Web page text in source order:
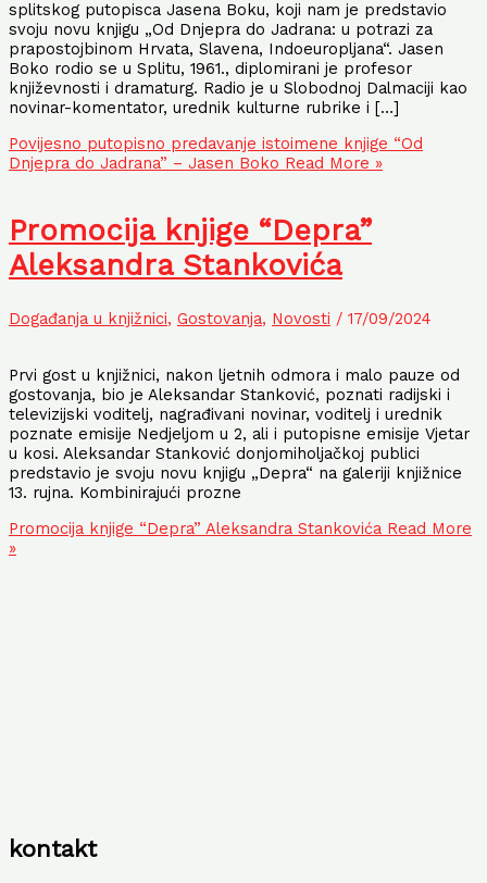
splitskog putopisca Jasena Boku, koji nam je predstavio
svoju novu knjigu „Od Dnjepra do Jadrana: u potrazi za
prapostojbinom Hrvata, Slavena, Indoeuropljana“. Jasen
Boko rodio se u Splitu, 1961., diplomirani je profesor
književnosti i dramaturg. Radio je u Slobodnoj Dalmaciji kao
novinar-komentator, urednik kulturne rubrike i […]
Povijesno putopisno predavanje istoimene knjige “Od
Dnjepra do Jadrana” – Jasen Boko Read More »
Promocija knjige “Depra”
Aleksandra Stankovića
Događanja u knjižnici, Gostovanja, Novosti / 17/09/2024
Prvi gost u knjižnici, nakon ljetnih odmora i malo pauze od
gostovanja, bio je Aleksandar Stanković, poznati radijski i
televizijski voditelj, nagrađivani novinar, voditelj i urednik
poznate emisije Nedjeljom u 2, ali i putopisne emisije Vjetar
u kosi. Aleksandar Stanković donjomiholjačkoj publici
predstavio je svoju novu knjigu „Depra“ na galeriji knjižnice
13. rujna. Kombinirajući prozne
Promocija knjige “Depra” Aleksandra Stankovića Read More
»
kontakt